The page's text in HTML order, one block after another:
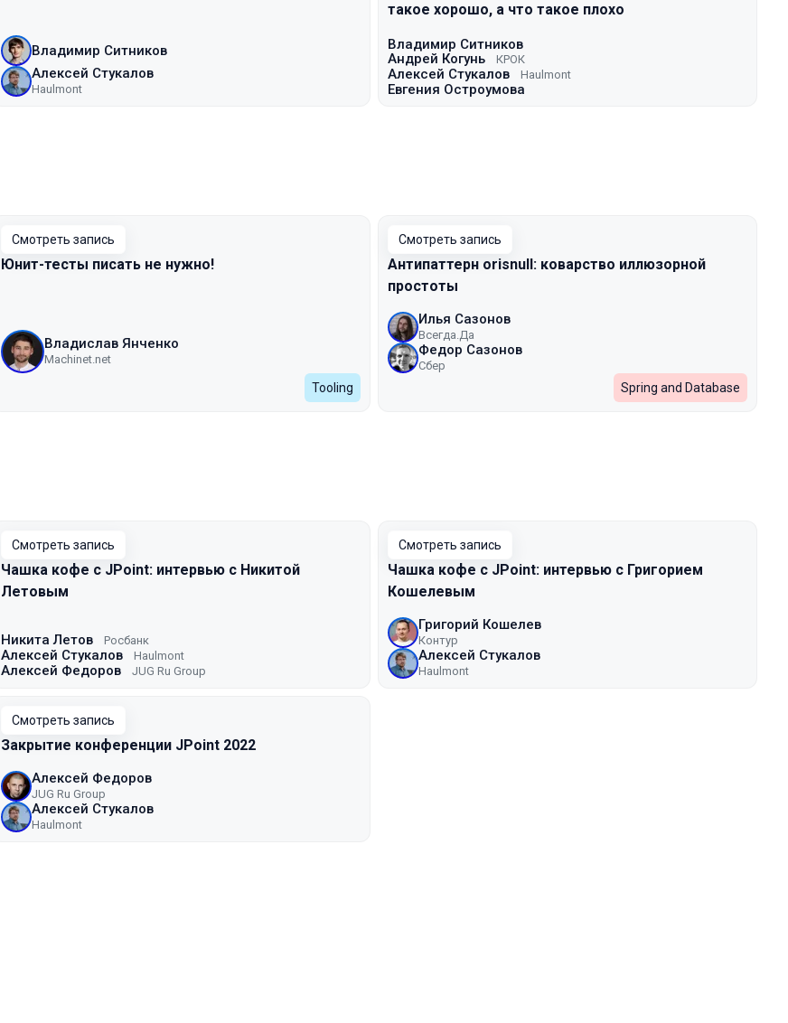
Владимир Ситников
Алексей Стукалов
Haulmont
такое хорошо, а что такое плохо
Владимир Ситников
Андрей Когунь
КРОК
Алексей Стукалов Haulmont
Евгения Остроумова
Смотреть запись
Юнит-тесты писать не нужно!
Владислав Янченко
Machinet.net
Tooling
Смотреть запись
Антипаттерн orisnull: коварство иллюзорной
простоты
Илья Сазонов
Всегда.Да
Федор Сазонов
Сбер
Spring and Database
Смотреть запись
Чашка кофе с JPoint: интервью с Никитой
Летовым
Никита Летов Росбанк
Алексей Стукалов Haulmont
Алексей Федоров JUG Ru Group
Смотреть запись
Чашка кофе с JPoint: интервью с Григорием
Кошелевым
Григорий Кошелев
Контур
Алексей Стукалов
Haulmont
Смотреть запись
Закрытие конференции JPoint 2022
Алексей Федоров
JUG Ru Group
Алексей Стукалов
Haulmont